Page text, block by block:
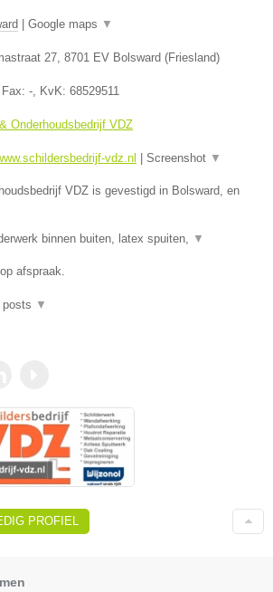
Google maps ▼
27 8701 EV Bolsward (Friesland)
, Fax: - , KvK: 68529511
Onderhoudsbedrijf VDZ
vdz.nl Screenshot ▼
VDZ is gevestigd in Bolsward, en
binnen buiten, latex spuiten, ▼
afspraak.
posts ▼
PROFIEL